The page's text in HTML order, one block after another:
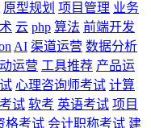
原型规划 项目管理 业务
云 php 算法 前端开发
AI 渠道运营 数据分析
运营 工具推荐 产品运
心理咨询师考试 计算
试 软考 英语考试 项目
格考试 会计职称考试 建